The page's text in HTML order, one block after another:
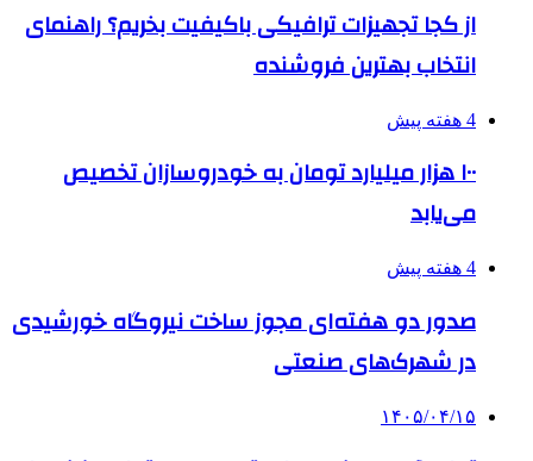
از کجا تجهیزات ترافیکی باکیفیت بخریم؟ راهنمای
انتخاب بهترین فروشنده
4 هفته پیش
۱۰۰ هزار میلیارد تومان به خودروسازان تخصیص
می‌یابد
4 هفته پیش
صدور دو هفته‌ای مجوز ساخت نیروگاه خورشیدی
در شهرک‌های صنعتی
۱۴۰۵/۰۴/۱۵